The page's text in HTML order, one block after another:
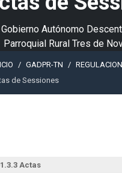
Gobierno Autónomo
Parroquial Rural Tres de
GADPR-TN
de Sessiones
Actas